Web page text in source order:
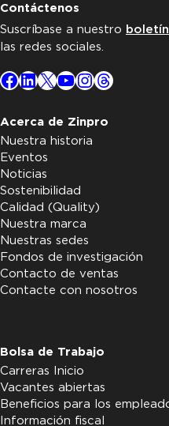
Contáctenos
Suscríbase a nuestro boletín
las redes sociales.
Facebook
LinkedIn
X YouTube
Instagram
Threads
Acerca de Zinpro
Nuestra historia
Eventos
Noticias
Sostenibilidad
Calidad (Quality)
Nuestra marca
Nuestras sedes
Fondos de investigación
Contacto de ventas
Contacte con nosotros
Bolsa de Trabajo
Carreras Inicio
Vacantes abiertas
Beneficios para los
Información fiscal